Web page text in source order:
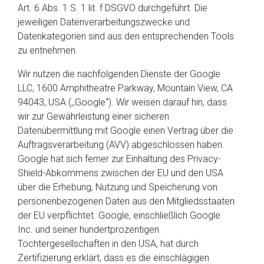
Art. 6 Abs. 1 S. 1 lit. f DSGVO durchgeführt. Die
jeweiligen Datenverarbeitungszwecke und
Datenkategorien sind aus den entsprechenden Tools
zu entnehmen.
Wir nutzen die nachfolgenden Dienste der Google
LLC, 1600 Amphitheatre Parkway, Mountain View, CA
94043, USA (,,Google“). Wir weisen darauf hin, dass
wir zur Gewährleistung einer sicheren
Datenübermittlung mit Google einen Vertrag über die
Auftragsverarbeitung (AVV) abgeschlossen haben.
Google hat sich ferner zur Einhaltung des Privacy-
Shield-Abkommens zwischen der EU und den USA
über die Erhebung, Nutzung und Speicherung von
personenbezogenen Daten aus den Mitgliedsstaaten
der EU verpflichtet. Google, einschließlich Google
Inc. und seiner hundertprozentigen
Tochtergesellschaften in den USA, hat durch
Zertifizierung erklärt, dass es die einschlägigen